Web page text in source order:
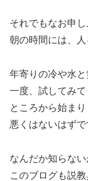
それでもなお申し
朝の時間には、人
年寄りの冷や水と
一度、試してみ
ところから始ま
悪くはないはずで
なんだか知らな
このブログも説